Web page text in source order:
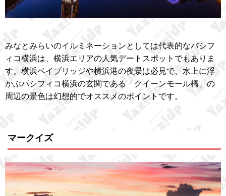
みなとみらいのイルミネーションとしては代表的なパシフ
ィコ横浜は、横浜エリアの人気デートスポットでもありま
す。横浜ベイブリッジや横浜港の夜景は必見で、水上に浮
かぶパシフィコ横浜の玄関である「クイーンモール橋」の
周辺の景色は幻想的でオススメのポイントです。
マークイズ